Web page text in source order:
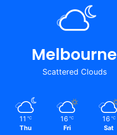
Melbourne
Scattered Clouds
11 ℃
Thu
16 ℃
Fri
16 ℃
Sat